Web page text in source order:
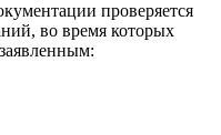
проверяется
во время которых